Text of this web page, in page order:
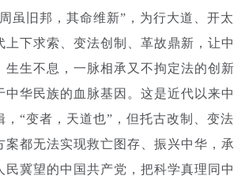
虽旧邦，其命维新”，为行大道、开太
上下求索、变法创制、革故鼎新，让中
生生不息，一脉相承又不拘定法的创新
中华民族的血脉基因。这是近代以来中
，“变者，天道也”，但托古改制、变法
案都无法实现救亡图存、振兴中华，承
民冀望的中国共产党，把科学真理同中